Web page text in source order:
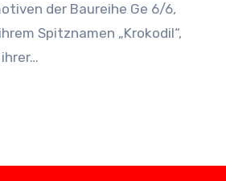
der Baureihe Ge 6/6,
Spitznamen „Krokodil“,